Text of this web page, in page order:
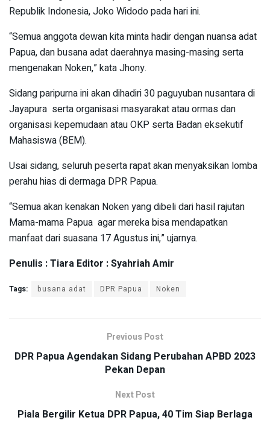
Republik Indonesia, Joko Widodo pada hari ini.
“Semua anggota dewan kita minta hadir dengan nuansa adat
Papua, dan busana adat daerahnya masing-masing serta
mengenakan Noken,” kata Jhony.
Sidang paripurna ini akan dihadiri 30 paguyuban nusantara di
Jayapura serta organisasi masyarakat atau ormas dan
organisasi kepemudaan atau OKP serta Badan eksekutif
Mahasiswa (BEM).
Usai sidang, seluruh peserta rapat akan menyaksikan lomba
perahu hias di dermaga DPR Papua.
“Semua akan kenakan Noken yang dibeli dari hasil rajutan
Mama-mama Papua agar mereka bisa mendapatkan
manfaat dari suasana 17 Agustus ini,” ujarnya.
Penulis : Tiara Editor : Syahriah Amir
Tags: busana adat DPR Papua Noken
Previous Post
DPR Papua Agendakan Sidang Perubahan APBD 2023
Pekan Depan
Next Post
Piala Bergilir Ketua DPR Papua, 40 Tim Siap Berlaga